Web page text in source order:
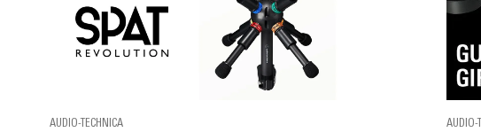
AUDIO-TECHNICA AUDIO-